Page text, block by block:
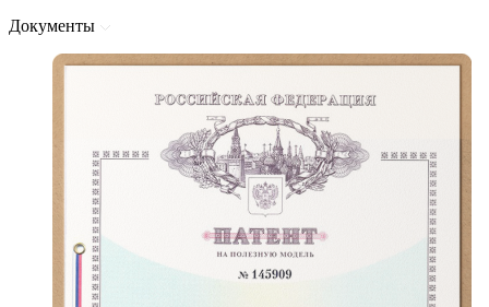
Документы